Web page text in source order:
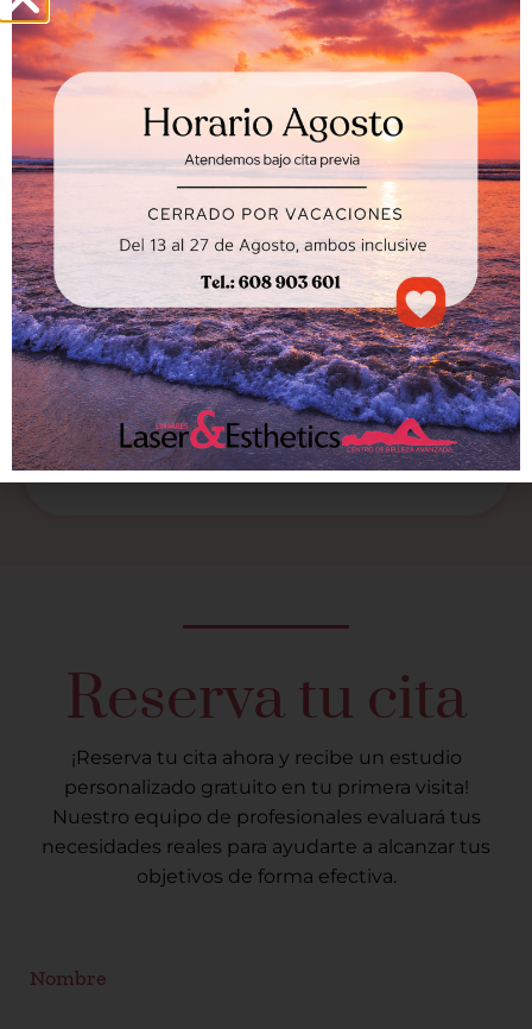
Pestañas y cejas
Resalta tu mirada con nuestros servicios
de lifting y tinte de pestañas, diseño de
cejas con hilo y henna. Resultados
duraderos, naturales y personalizados para
realzar tu belleza.
Reserva tu cita
¡Reserva tu cita ahora y recibe un estudio
personalizado gratuito en tu primera visita!
Nuestro equipo de profesionales evaluará tus
necesidades reales para ayudarte a alcanzar tus
objetivos de forma efectiva.
Nombre